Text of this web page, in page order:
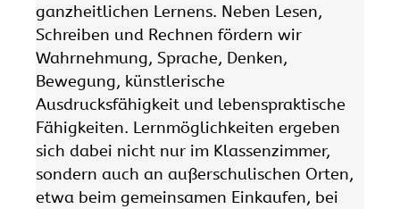
ganzheitlichen Lernens. Neben Lesen,
Schreiben und Rechnen fördern wir
Wahrnehmung, Sprache, Denken,
Bewegung, künstlerische
Ausdrucksfähigkeit und lebenspraktische
Fähigkeiten. Lernmöglichkeiten ergeben
sich dabei nicht nur im Klassenzimmer,
sondern auch an außerschulischen Orten,
etwa beim gemeinsamen Einkaufen, bei